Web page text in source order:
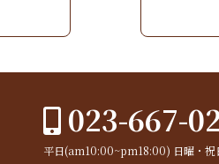
023-667-
平日(am10:00~pm18:00) 日曜・